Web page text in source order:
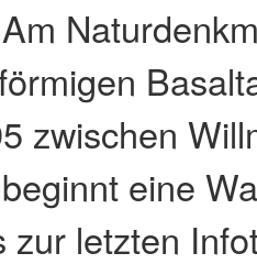
zwischen
eine
zur letzten